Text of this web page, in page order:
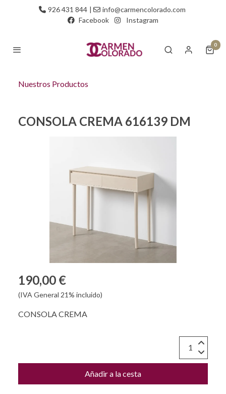
926 431 844 |
info@carmencolorado.com
Facebook
Instagram
0
Nuestros Productos
CONSOLA CREMA 616139 DM
190,00 €
(IVA General 21% incluido)
CONSOLA CREMA
Añadir a la cesta